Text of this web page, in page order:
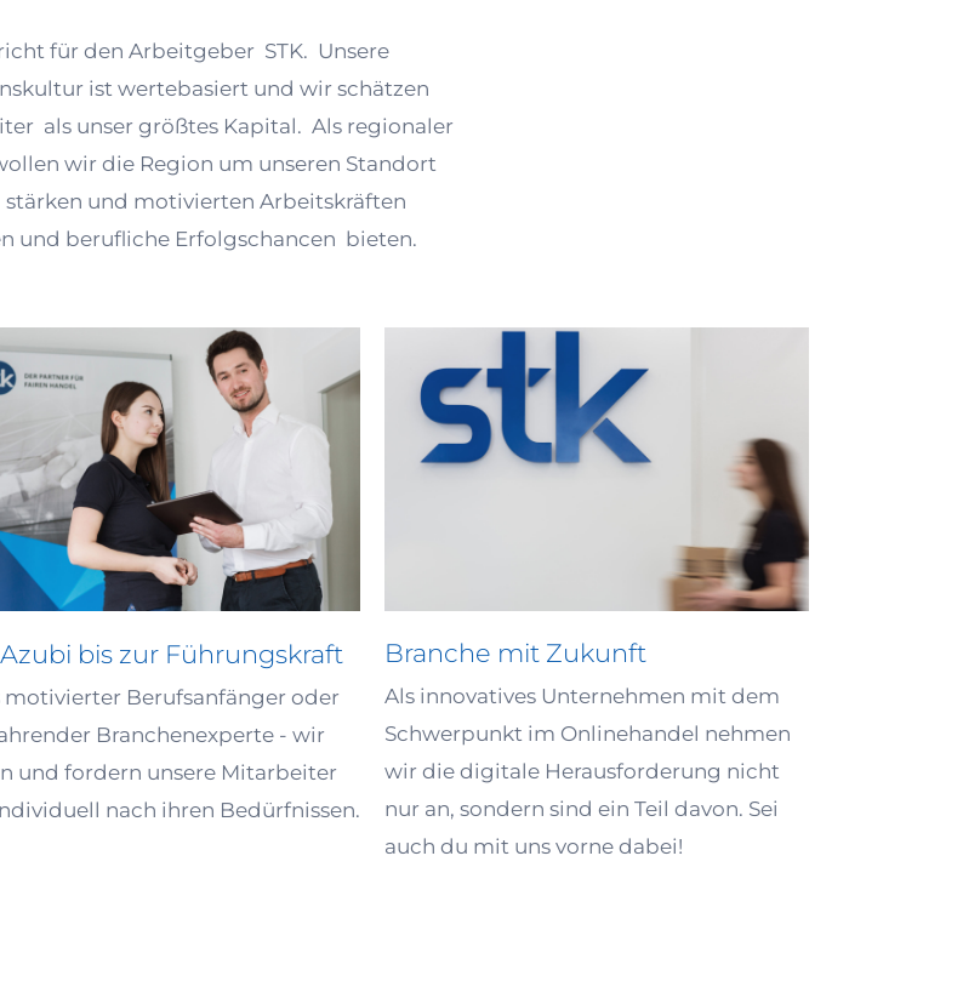
für den Arbeitgeber STK. Unsere
ist wertebasiert und wir schätzen
als unser größtes Kapital. Als regionaler
wir die Region um unseren Standort
und motivierten Arbeitskräften
und berufliche Erfolgschancen bieten.
bis zur Führungskraft
motivierter Berufsanfänger oder
Branchenexperte - wir
und fordern unsere Mitarbeiter
nach ihren Bedürfnissen.
Branche mit Zukunft
Als innovatives Unternehmen mit dem
Schwerpunkt im Onlinehandel nehmen
wir die digitale Herausforderung nicht
nur an, sondern sind ein Teil davon. Sei
auch du mit uns vorne dabei!